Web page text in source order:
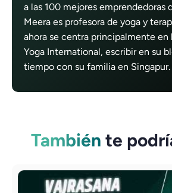
a las 100 mejores emprendedoras
Meera es profesora de yoga y
ahora se centra principalmente en
Yoga International, escribir en su
tiempo con su familia en Singapur.
También te